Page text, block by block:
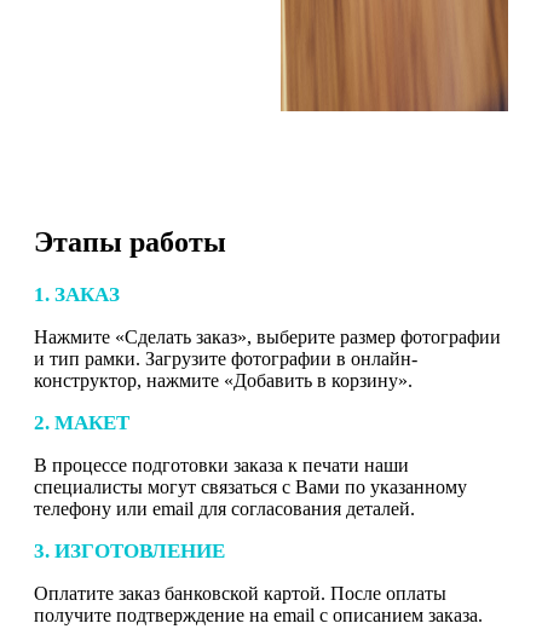
Этапы работы
1. ЗАКАЗ
Нажмите «Сделать заказ», выберите размер фотографии
и тип рамки. Загрузите фотографии в онлайн-
конструктор, нажмите «Добавить в корзину».
2. МАКЕТ
В процессе подготовки заказа к печати наши
специалисты могут связаться с Вами по указанному
телефону или email для согласования деталей.
3. ИЗГОТОВЛЕНИЕ
Оплатите заказ банковской картой. После оплаты
получите подтверждение на email с описанием заказа.